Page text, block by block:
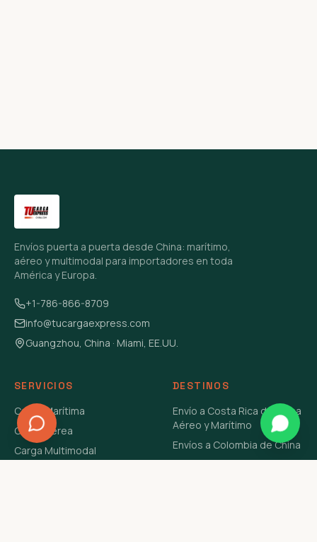
Envíos puerta a puerta desde China: marítimo,
aéreo y multimodal para importadores en toda
América y Europa.
+1-786-866-8709
info@tucargaexpress.com
Guangzhou, China · Miami, EE.UU.
SERVICIOS
Carga Marítima
Carga Aérea
Carga Multimodal
DESTINOS
Envío a Costa Rica de China
Aéreo y Marítimo
Envíos a Colombia de China